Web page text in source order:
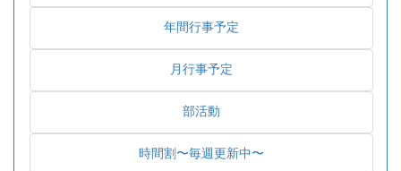
年間行事予定
月行事予定
部活動
時間割〜毎週更新中〜